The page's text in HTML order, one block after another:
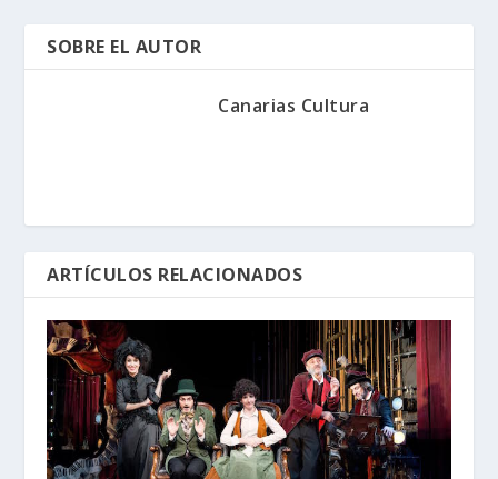
SOBRE EL AUTOR
Canarias Cultura
ARTÍCULOS RELACIONADOS